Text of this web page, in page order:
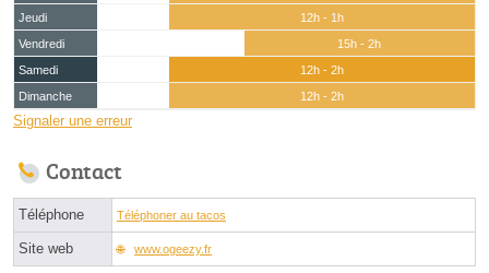
Jeudi
12h - 1h
Vendredi
15h - 2h
Samedi
12h - 2h
Dimanche
12h - 2h
Signaler une erreur
Contact
Téléphone Téléphoner au tacos
Site web www.ogeezy.fr